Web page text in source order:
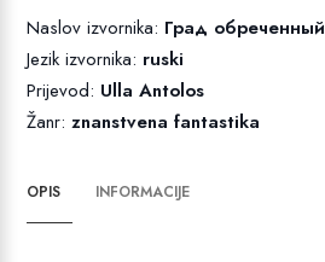
količina
Naslov izvornika: Град обреченный
Jezik izvornika: ruski
Prijevod: Ulla Antolos
Žanr:znanstvena fantastika
OPIS INFORMACIJE